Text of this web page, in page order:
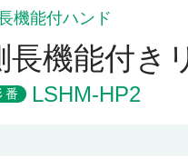
機能付ハンド
長機能付き
番 LSHM-HP2